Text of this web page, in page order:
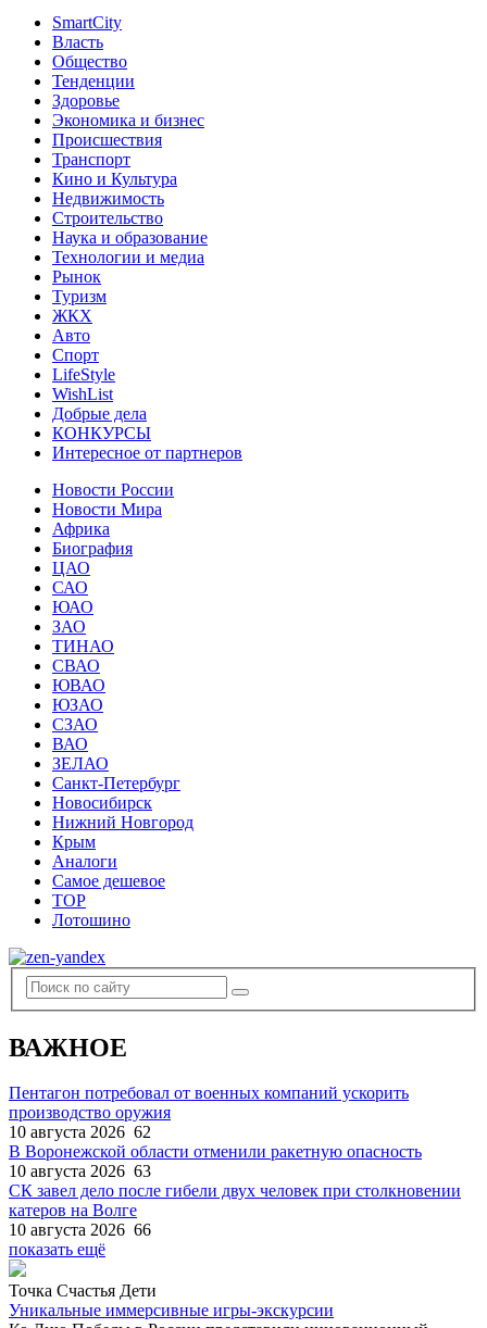
SmartCity
Власть
Общество
Тенденции
Здоровье
Экономика и бизнес
Происшествия
Транспорт
Кино и Культура
Недвижимость
Строительство
Наука и образование
Технологии и медиа
Рынок
Туризм
ЖКХ
Авто
Спорт
LifeStyle
WishList
Добрые дела
КОНКУРСЫ
Интересное от партнеров
Новости России
Новости Мира
Африка
Биография
ЦАО
САО
ЮАО
ЗАО
ТИНАО
СВАО
ЮВАО
ЮЗАО
СЗАО
ВАО
ЗЕЛАО
Санкт-Петербург
Новосибирск
Нижний Новгород
Крым
Аналоги
Самое дешевое
TOP
Лотошино
ВАЖНОЕ
Пентагон потребовал от военных компаний ускорить
производство оружия
10 августа 2026 62
В Воронежской области отменили ракетную опасность
10 августа 2026 63
СК завел дело после гибели двух человек при столкновении
катеров на Волге
10 августа 2026 66
показать ещё
Точка Счастья Дети
Уникальные иммерсивные игры-экскурсии